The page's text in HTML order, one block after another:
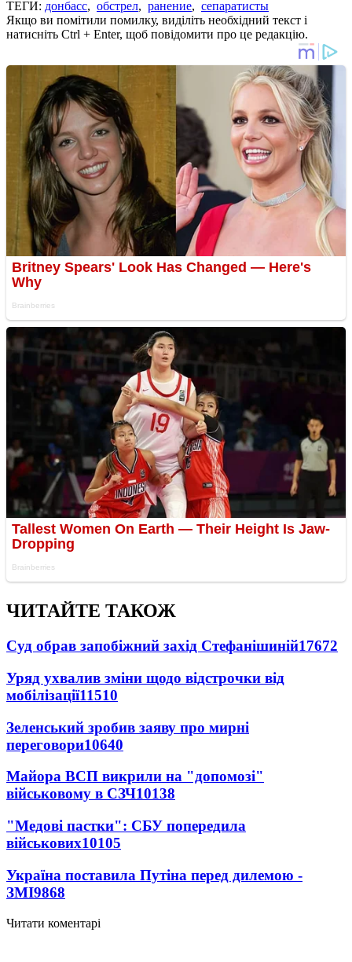
ТЕГИ: донбасс, обстрел, ранение, сепаратисты
Якщо ви помітили помилку, виділіть необхідний текст і
натисніть Ctrl + Enter, щоб повідомити про це редакцію.
ЧИТАЙТЕ ТАКОЖ
Суд обрав запобіжний захід Стефанішиній17672
Уряд ухвалив зміни щодо відстрочки від
мобілізації11510
Зеленський зробив заяву про мирні
переговори10640
Майора ВСП викрили на "допомозі"
військовому в СЗЧ10138
"Медові пастки": СБУ попередила
військових10105
Україна поставила Путіна перед дилемою -
ЗМІ9868
Читати коментарі